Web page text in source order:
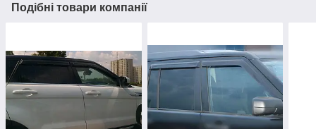
Подібні товари компанії